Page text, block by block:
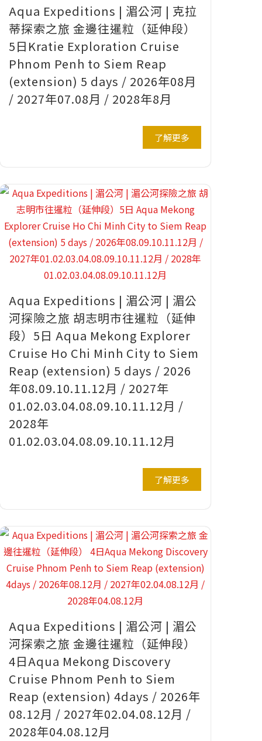
Aqua Expeditions | 湄公河 | 克拉
蒂探索之旅 金邊往暹粒（延伸段）
5日Kratie Exploration Cruise
Phnom Penh to Siem Reap
(extension) 5 days / 2026年08月
/ 2027年07.08月 / 2028年8月
了解更多
Aqua Expeditions | 湄公河 | 湄公
河探險之旅 胡志明市往暹粒（延伸
段）5日 Aqua Mekong Explorer
Cruise Ho Chi Minh City to Siem
Reap (extension) 5 days / 2026
年08.09.10.11.12月 / 2027年
01.02.03.04.08.09.10.11.12月 /
2028年
01.02.03.04.08.09.10.11.12月
了解更多
Aqua Expeditions | 湄公河 | 湄公
河探索之旅 金邊往暹粒（延伸段）
4日Aqua Mekong Discovery
Cruise Phnom Penh to Siem
Reap (extension) 4days / 2026年
08.12月 / 2027年02.04.08.12月 /
2028年04.08.12月